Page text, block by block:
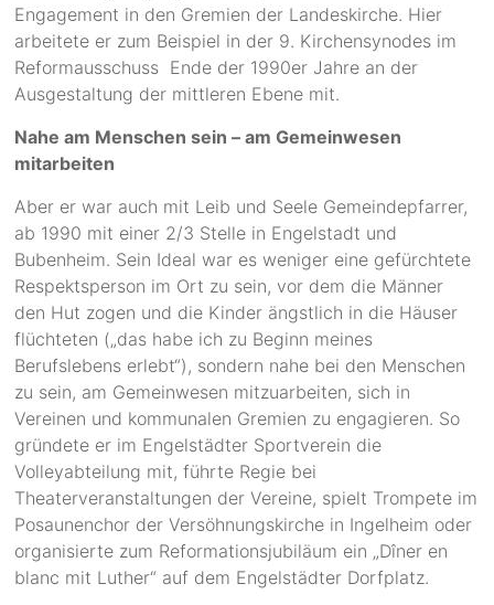
Engagement in den Gremien der Landeskirche. Hier
arbeitete er zum Beispiel in der 9. Kirchensynodes im
Reformausschuss Ende der 1990er Jahre an der
Ausgestaltung der mittleren Ebene mit.
Nahe am Menschen sein – am Gemeinwesen
mitarbeiten
Aber er war auch mit Leib und Seele Gemeindepfarrer,
ab 1990 mit einer 2/3 Stelle in Engelstadt und
Bubenheim. Sein Ideal war es weniger eine gefürchtete
Respektsperson im Ort zu sein, vor dem die Männer
den Hut zogen und die Kinder ängstlich in die Häuser
flüchteten („das habe ich zu Beginn meines
Berufslebens erlebt“), sondern nahe bei den Menschen
zu sein, am Gemeinwesen mitzuarbeiten, sich in
Vereinen und kommunalen Gremien zu engagieren. So
gründete er im Engelstädter Sportverein die
Volleyabteilung mit, führte Regie bei
Theaterveranstaltungen der Vereine, spielt Trompete im
Posaunenchor der Versöhnungskirche in Ingelheim oder
organisierte zum Reformationsjubiläum ein „Dîner en
blanc mit Luther“ auf dem Engelstädter Dorfplatz.